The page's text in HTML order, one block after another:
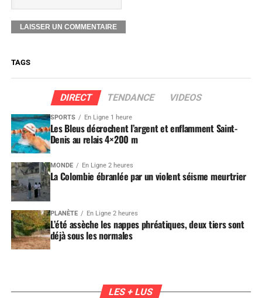
TAGS
DIRECT TENDANCE VIDEOS
SPORTS En Ligne 1 heure
Les Bleus décrochent l’argent et enflamment Saint-
Denis au relais 4×200 m
MONDE En Ligne 2 heures
La Colombie ébranlée par un violent séisme meurtrier
PLANÈTE En Ligne 2 heures
L’été assèche les nappes phréatiques, deux tiers sont
déjà sous les normales
LES + LUS